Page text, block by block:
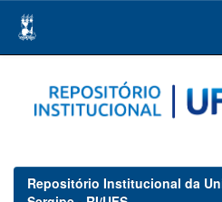
navigation
Repositório Institucional da